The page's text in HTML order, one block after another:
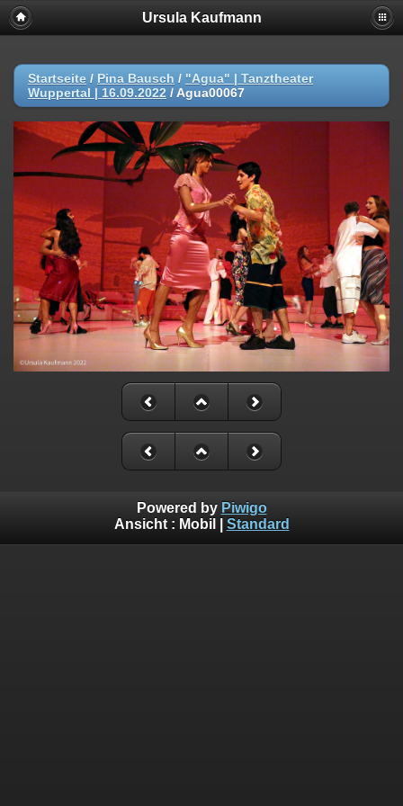
Ursula Kaufmann
Startseite / Pina Bausch / "Agua" | Tanztheater
Wuppertal | 16.09.2022 / Agua00067
Powered by Piwigo
Ansicht : Mobil Standard